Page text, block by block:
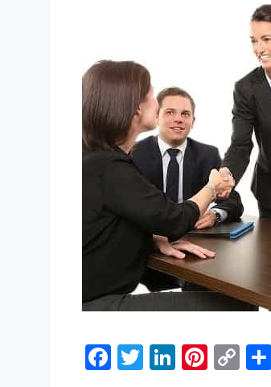
F
T
Li Pi C